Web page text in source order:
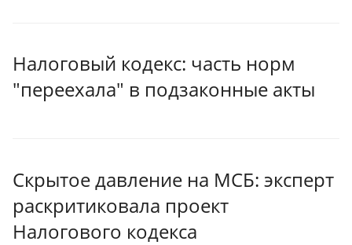
Налоговый кодекс: часть норм
"переехала" в подзаконные акты
Скрытое давление на МСБ: эксперт
раскритиковала проект
Налогового кодекса